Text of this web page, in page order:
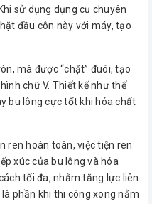
sử dụng dụng cụ chuyên
đầu côn này với máy, tạo
mà được “chặt” đuôi, tạo
chữ V. Thiết kế như thế
bu lông cực tốt khi hóa chất
ren hoàn toàn, việc tiện ren
xúc của bu lông và hóa
tối đa, nhằm tăng lực liên
phần khi thi công xong nằm